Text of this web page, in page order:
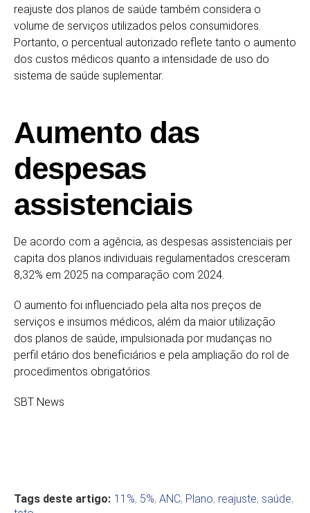
reajuste dos planos de saúde também considera o
volume de serviços utilizados pelos consumidores.
Portanto, o percentual autorizado reflete tanto o aumento
dos custos médicos quanto a intensidade de uso do
sistema de saúde suplementar.
Aumento das
despesas
assistenciais
De acordo com a agência, as despesas assistenciais per
capita dos planos individuais regulamentados cresceram
8,32% em 2025 na comparação com 2024.
O aumento foi influenciado pela alta nos preços de
serviços e insumos médicos, além da maior utilização
dos planos de saúde, impulsionada por mudanças no
perfil etário dos beneficiários e pela ampliação do rol de
procedimentos obrigatórios.
SBT News
Tags deste artigo: 11%, 5%, ANC, Plano, reajuste, saúde,